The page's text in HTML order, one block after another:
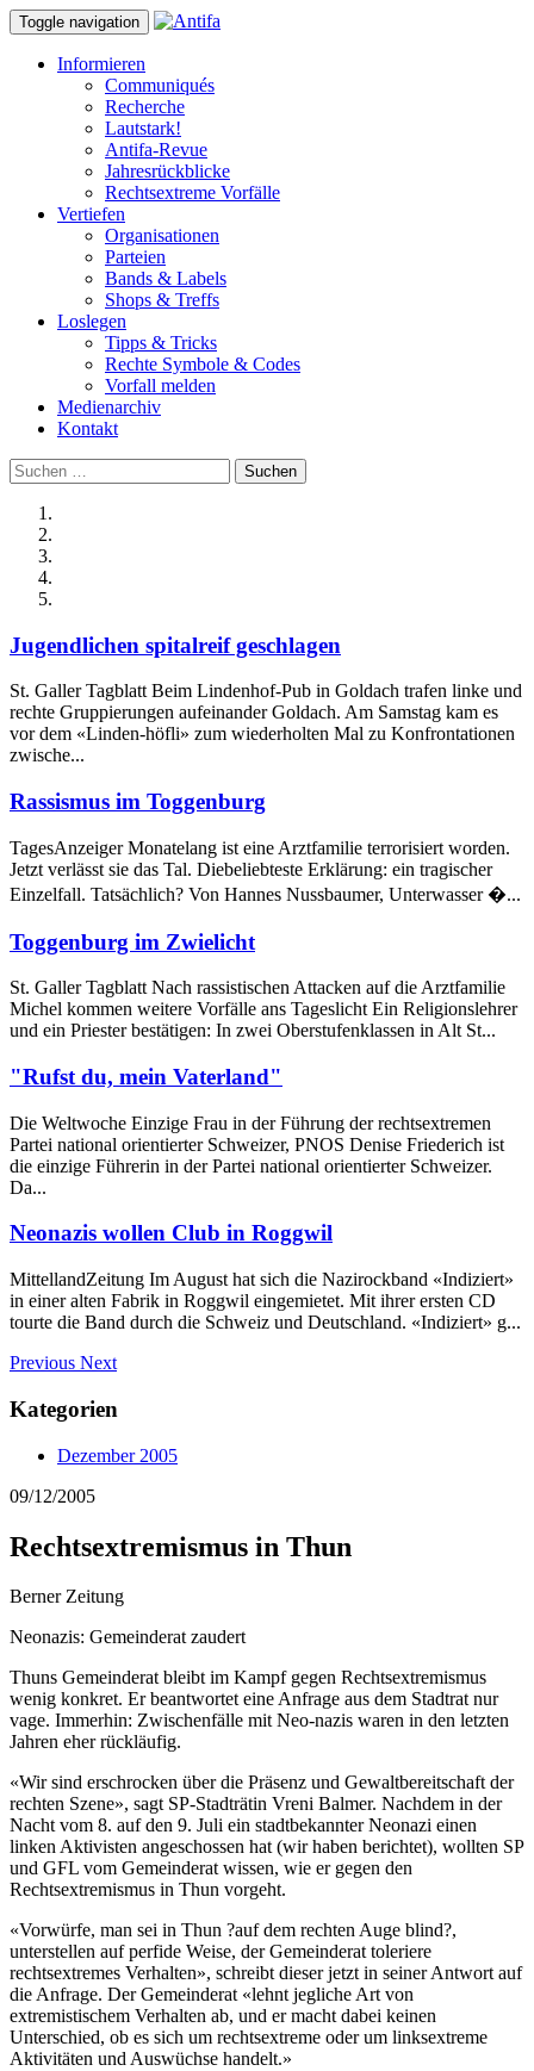
Toggle navigation
Informieren
Communiqués
Recherche
Lautstark!
Antifa-Revue
Jahresrückblicke
Rechtsextreme Vorfälle
Vertiefen
Organisationen
Parteien
Bands & Labels
Shops & Treffs
Loslegen
Tipps & Tricks
Rechte Symbole & Codes
Vorfall melden
Medienarchiv
Kontakt
Suchen
nach:
Jugendlichen spitalreif geschlagen
St. Galler Tagblatt Beim Lindenhof-Pub in Goldach trafen linke und
rechte Gruppierungen aufeinander Goldach. Am Samstag kam es
vor dem «Linden-höfli» zum wiederholten Mal zu Konfrontationen
zwische...
Rassismus im Toggenburg
TagesAnzeiger Monatelang ist eine Arztfamilie terrorisiert worden.
Jetzt verlässt sie das Tal. Diebeliebteste Erklärung: ein tragischer
Einzelfall. Tatsächlich? Von Hannes Nussbaumer, Unterwasser �...
Toggenburg im Zwielicht
St. Galler Tagblatt Nach rassistischen Attacken auf die Arztfamilie
Michel kommen weitere Vorfälle ans Tageslicht Ein Religionslehrer
und ein Priester bestätigen: In zwei Oberstufenklassen in Alt St...
"Rufst du, mein Vaterland"
Die Weltwoche Einzige Frau in der Führung der rechtsextremen
Partei national orientierter Schweizer, PNOS Denise Friederich ist
die einzige Führerin in der Partei national orientierter Schweizer.
Da...
Neonazis wollen Club in Roggwil
MittellandZeitung Im August hat sich die Nazirockband «Indiziert»
in einer alten Fabrik in Roggwil eingemietet. Mit ihrer ersten CD
tourte die Band durch die Schweiz und Deutschland. «Indiziert» g...
Previous Next
Kategorien
Dezember 2005
09/12/2005
Rechtsextremismus in Thun
Berner Zeitung
Neonazis: Gemeinderat zaudert
Thuns Gemeinderat bleibt im Kampf gegen Rechtsextremismus
wenig konkret. Er beantwortet eine Anfrage aus dem Stadtrat nur
vage. Immerhin: Zwischenfälle mit Neo-nazis waren in den letzten
Jahren eher rückläufig.
«Wir sind erschrocken über die Präsenz und Gewaltbereitschaft der
rechten Szene», sagt SP-Stadträtin Vreni Balmer. Nachdem in der
Nacht vom 8. auf den 9. Juli ein stadtbekannter Neonazi einen
linken Aktivisten angeschossen hat (wir haben berichtet), wollten SP
und GFL vom Gemeinderat wissen, wie er gegen den
Rechtsextremismus in Thun vorgeht.
«Vorwürfe, man sei in Thun ?auf dem rechten Auge blind?,
unterstellen auf perfide Weise, der Gemeinderat toleriere
rechtsextremes Verhalten», schreibt dieser jetzt in seiner Antwort auf
die Anfrage. Der Gemeinderat «lehnt jegliche Art von
extremistischem Verhalten ab, und er macht dabei keinen
Unterschied, ob es sich um rechtsextreme oder um linksextreme
Aktivitäten und Auswüchse handelt.»